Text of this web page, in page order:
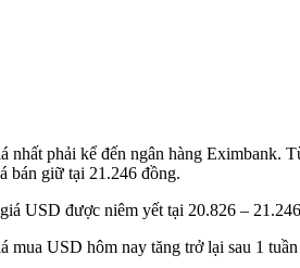
nhất phải kể đến ngân hàng Eximbank.
bán giữ tại 21.246 đồng.
USD được niêm yết tại 20.826 –
mua USD hôm nay tăng trở lại sau 1